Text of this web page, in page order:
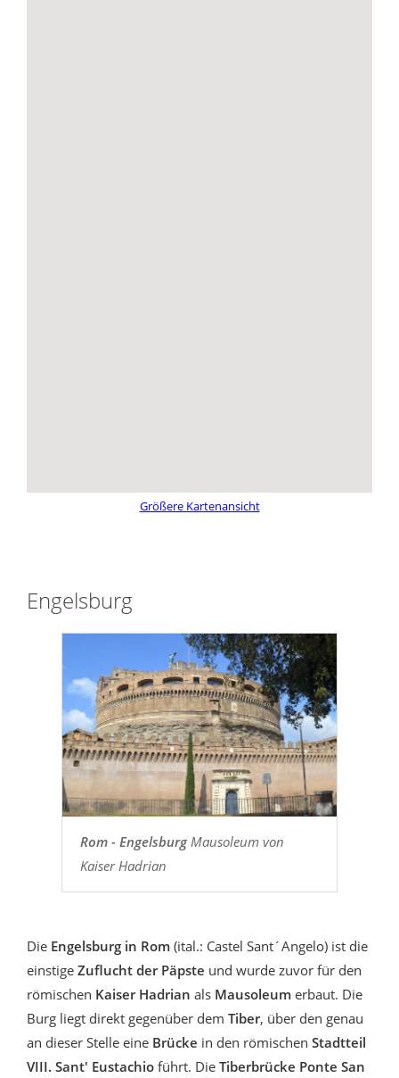
Größere Kartenansicht
Engelsburg
Rom - EngelsburgMausoleum von
Kaiser Hadrian
Die Engelsburg in Rom (ital.: Castel Sant´Angelo) ist die
einstige Zuflucht der Päpste und wurde zuvor für den
römischen Kaiser Hadrian als Mausoleum erbaut. Die
Burg liegt direkt gegenüber dem Tiber, über den genau
an dieser Stelle eine Brücke in den römischen Stadtteil
VIII. Sant' Eustachio führt. Die Tiberbrücke Ponte San